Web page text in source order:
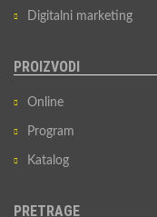
Digitalni marketing
PROIZVODI
Online
Program
Katalog
PRETRAGE